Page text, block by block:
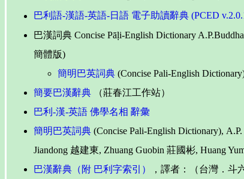
巴利語-漢語-英語-日語 電子助讀辭典 (PCED
巴漢詞典 Concise Pāḷi-English Dictionary
簡體版)
簡明巴英詞典 (Concise Pali-English
簡要巴漢辭典 （莊春江工作站）
巴利-漢-英語 佛學名相 辭彙
簡明巴英詞典 (Concise Pali-English Dictionary),
Jiandong 越建東, Zhuang Guobin 莊國彬, Huang
巴漢辭典（附 巴利字索引）
，譯者：（台灣．斗